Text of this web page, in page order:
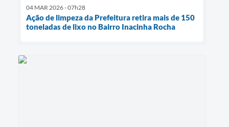
04 MAR 2026 - 07h28
Ação de limpeza da Prefeitura retira mais de 150
toneladas de lixo no Bairro Inacinha Rocha